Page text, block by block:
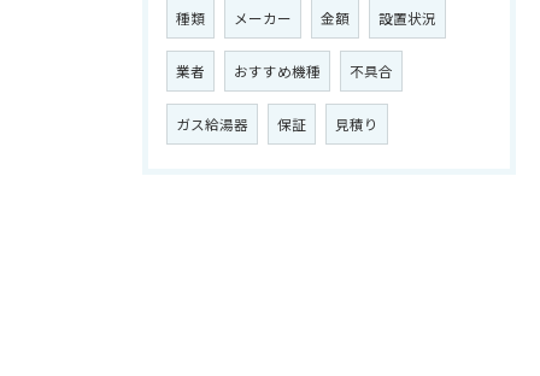
種類 メーカー 金額 設置状況
業者 おすすめ機種 不具合
ガス給湯器 保証 見積り